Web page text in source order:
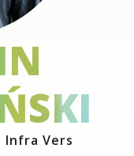
Infra Vers